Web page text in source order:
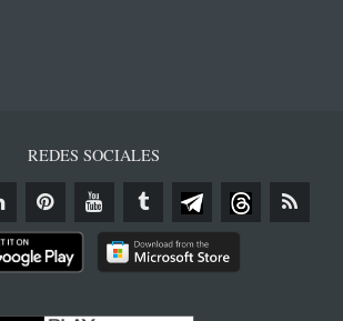
REDES SOCIALES